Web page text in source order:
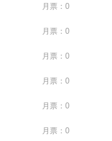
月票：0
月票：0
月票：0
月票：0
月票：0
月票：0